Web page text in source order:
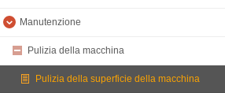
Manutenzione
Pulizia della macchina
Pulizia della superficie della macchina